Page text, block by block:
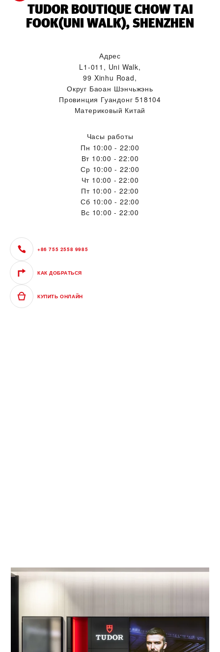
‭TUDOR BOUTIQUE CHOW TAI
FOOK(UNI WALK), SHENZHEN‬
Адрес
L1-011, Uni Walk,
99 Xinhu Road,
Округ Баоан Шэнчьжэнь
Провинция Гуандонг 518104
Материковый Китай
Часы работы
Пн 10:00 - 22:00
Вт 10:00 - 22:00
Ср 10:00 - 22:00
Чт 10:00 - 22:00
Пт 10:00 - 22:00
Сб 10:00 - 22:00
Вс 10:00 - 22:00
+86 755 2558 9985
КАК ДОБРАТЬСЯ
КУПИТЬ ОНЛАЙН